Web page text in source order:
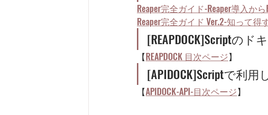
Reaper完全ガイド-Reaper導入か
Reaper完全ガイド Ver.2-知って
[REAPDOCK]Scriptの
【REAPDOCK 目次ページ】
[APIDOCK]Scriptで利
【APIDOCK-API-目次ページ】